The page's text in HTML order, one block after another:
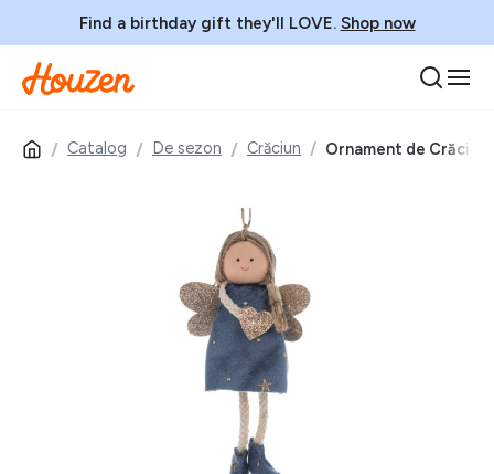
Find a birthday gift they'll LOVE. Shop now
Catalog De sezon Crăciun